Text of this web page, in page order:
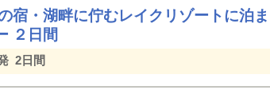
宿・湖畔に佇むレイクリゾートに泊
２日間
2日間